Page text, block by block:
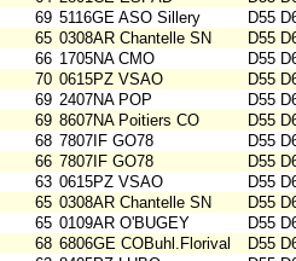
69 5116GE ASO Sillery
D55
65 0308AR Chantelle SN
D55
66 1705NA CMO
D55
70 0615PZ VSAO
D55
69 2407NA POP
D55
69 8607NA Poitiers CO
D55
68 7807IF GO78
D55
66 7807IF GO78
D55
63 0615PZ VSAO
D55
65 0308AR Chantelle SN
D55
65 0109AR O'BUGEY
D55
68 6806GE COBuhl.Florival
D55